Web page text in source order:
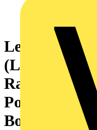
Raster in
Polzahl: 5,
Box